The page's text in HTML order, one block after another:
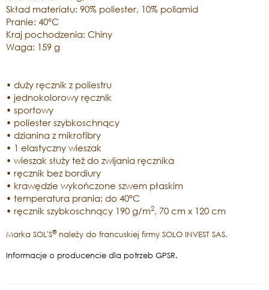
Skład materiału: 90% poliester, 10% poliamid
Pranie: 40°C
Kraj pochodzenia: Chiny
Waga: 159 g
• duży ręcznik z poliestru
• jednokolorowy ręcznik
• sportowy
• poliester szybkoschnący
• dzianina z mikrofibry
• 1 elastyczny wieszak
• wieszak służy też do zwijania ręcznika
• ręcznik bez bordiury
• krawędzie wykończone szwem płaskim
• temperatura prania: do 40°C
• ręcznik szybkoschnący 190 g/m2, 70 cm x 120 cm
Marka SOL'S®należy do francuskiej firmy SOLO INVEST SAS.
Informacje o producencie dla potrzeb GPSR.